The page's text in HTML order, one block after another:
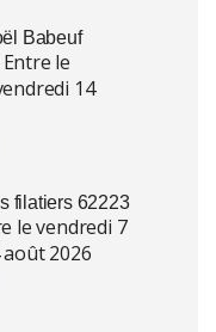
Babeuf
le
14
filatiers 62223
le vendredi 7
2026